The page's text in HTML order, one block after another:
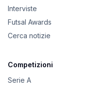
Interviste
Futsal Awards
Cerca notizie
Competizioni
Serie A